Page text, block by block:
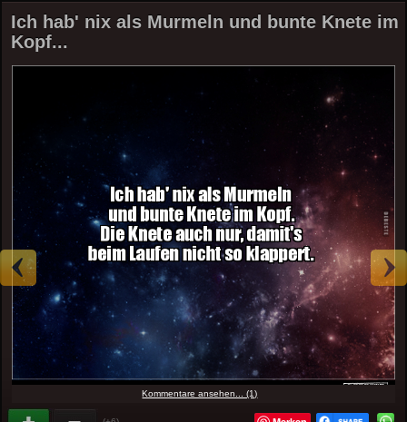
Ich hab' nix als Murmeln und bunte Knete im
Kopf...
Kommentare ansehen... (1)